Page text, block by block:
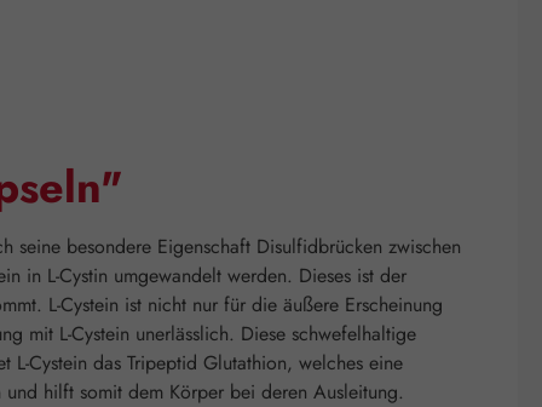
seine besondere Eigenschaft Disulfidbrücken zwischen
in L-Cystin umgewandelt werden. Dieses ist der
L-Cystein ist nicht nur für die äußere Erscheinung
mit L-Cystein unerlässlich. Diese schwefelhaltige
L-Cystein das Tripeptid Glutathion, welches eine
hilft somit dem Körper bei deren Ausleitung.